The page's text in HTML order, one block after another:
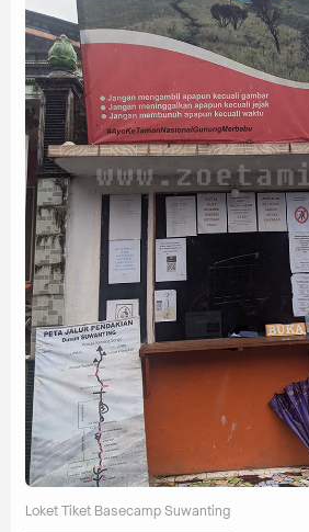
Loket Tiket Basecamp Suwanting